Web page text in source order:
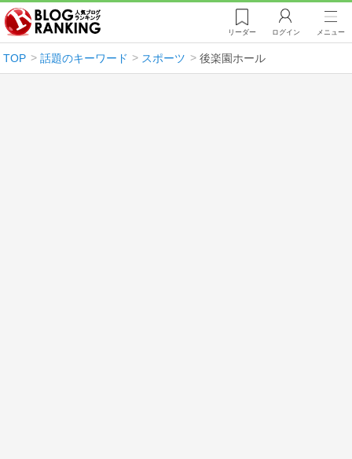
リーダー ログイン メニュー
TOP 話題のキーワード スポーツ 後楽園ホール